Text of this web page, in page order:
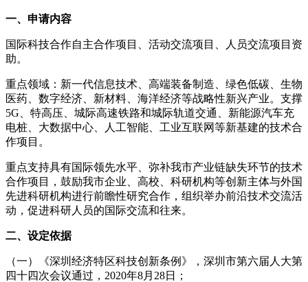
一、申请内容
国际科技合作自主合作项目、活动交流项目 人员交流项目 资
助。
重点领域：新一代信息技术、高端装备制造、绿色低碳、生物
医药、数字经济、新材料、海洋经济等战略性新兴产业。 支撑
5G、特高压、城际高速铁路和城际轨道交通、新能源汽车充
电桩、大数据中心、人工智能、工业互联网等新基建的技术合
作项目 。
重点支持具有国际领先水平、弥补我市产业链缺失环节的技术
合作项目，鼓励我市企业
高校、 科研机构等创新主体与外国
先进科研机构进行前瞻性研究合作 ， 组织举办前沿技术交流活
动，促进科研人员的国际交流和往来。
二、设定依据
（一）《深圳经济特区科技创新条例》，深圳市第六届人大第
四十四次会议通过 ，2020年8月28日；